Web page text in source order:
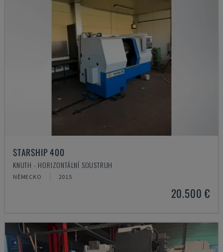
STARSHIP 400
KNUTH - HORIZONTÁLNÍ SOUSTRUH
NĚMECKO 2015
20.500 €